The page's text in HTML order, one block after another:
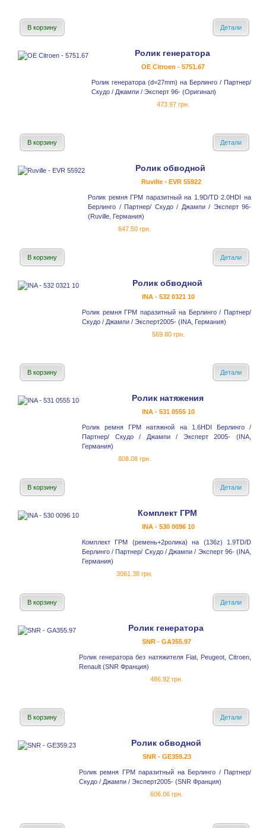
В корзину Детали
Ролик генератора
OE Citroen - 5751.67
Ролик генератора (d=27mm) на Берлинго / Партнер/
Скудо / Джампи / Эксперт 96- (Оригинал)
473.97 грн.
В корзину Детали
Ролик обводной
Ruville - EVR 55922
Ролик ремня ГРМ паразитный на 1.9D/TD 2.0HDI на
Берлинго / Партнер/ Скудо / Джампи / Эксперт 96-
(Ruville, Германия)
647.50 грн.
В корзину Детали
Ролик обводной
INA - 532 0321 10
Ролик ремня ГРМ паразитный на Берлинго / Партнер/
Скудо / Джампи / Эксперт2005- (INA, Германия)
569.80 грн.
В корзину Детали
Ролик натяжения
INA - 531 0555 10
Ролик ремня ГРМ натяжной на 1.6HDI Берлинго /
Партнер/ Скудо / Джампи / Эксперт 2005- (INA,
Германия)
808.08 грн.
В корзину Детали
Комплект ГРМ
INA - 530 0096 10
Комплект ГРМ (ремень+2ролика) на (136z) 1.9TD/D
Берлинго / Партнер/ Скудо / Джампи / Эксперт 96- (INA,
Германия)
3061.38 грн.
В корзину Детали
Ролик генератора
SNR - GA355.97
Ролик генератора без натяжителя Fiat, Peugeot, Citroen,
Renault (SNR Франция)
486.92 грн.
В корзину Детали
Ролик обводной
SNR - GE359.23
Ролик ремня ГРМ паразитный на Берлинго / Партнер/
Скудо / Джампи / Эксперт2005- (SNR Франция)
606.06 грн.